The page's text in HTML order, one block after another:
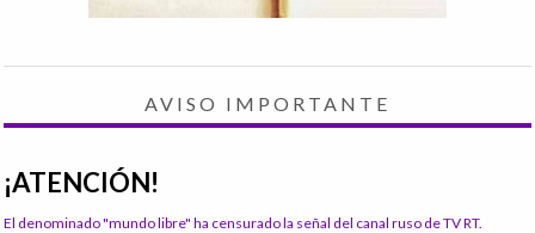
AVISO IMPORTANTE
¡ATENCIÓN!
El denominado "mundo libre" ha censurado la señal del canal ruso de TV RT.